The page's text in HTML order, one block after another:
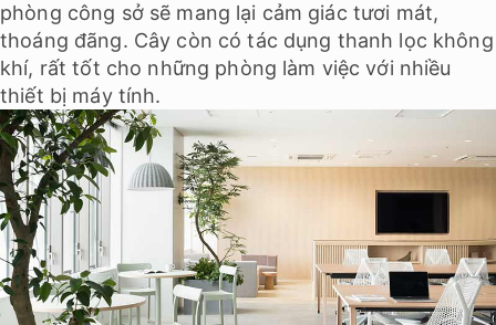
phòng công sở sẽ mang lại cảm giác tươi mát,
thoáng đãng. Cây còn có tác dụng thanh lọc không
khí, rất tốt cho những phòng làm việc với nhiều
thiết bị máy tính.